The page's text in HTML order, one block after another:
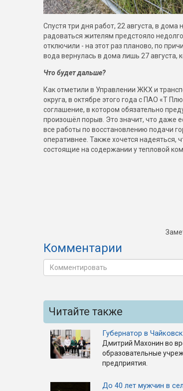
Спустя три дня работ, 22 августа, в
радоваться жителям предстояло
отключили - на этот раз планово, по
вода вернулась в дома лишь 27
Что будет дальше?
Как отметили в Управлении ЖКХ и
округа, в октябре этого года с ПАО «Т
соглашение, в котором обязательно
произошёл порыв. Это значит, что даже
все работы по восстановлению подачи
оперативнее. Также хочется надеяться,
состоящие на содержании у тепловой
Комментарии
Читайте также
Губернатор в
Дмитрий Махонин во
образовательные
предприятия.
До 40 лет мужчин в